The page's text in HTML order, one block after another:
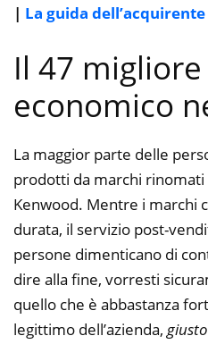
| La guida dell’acquirente
Il 47
economico
La maggior parte delle
prodotti da marchi
Kenwood. Mentre i marchi
durata, il servizio post-
persone dimenticano di
dire alla fine, vorresti
quello che è abbastanza
legittimo dell’azienda,